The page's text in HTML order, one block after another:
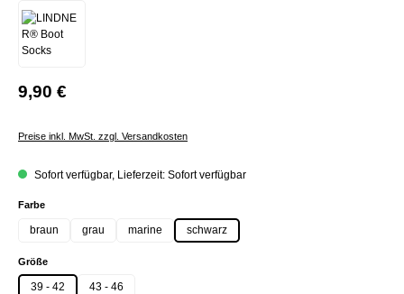
9,90 €
Preise inkl. MwSt. zzgl. Versandkosten
Sofort verfügbar, Lieferzeit: Sofort verfügbar
Farbeauswählen
braun grau marine schwarz
Größeauswählen
39 - 42 43 - 46